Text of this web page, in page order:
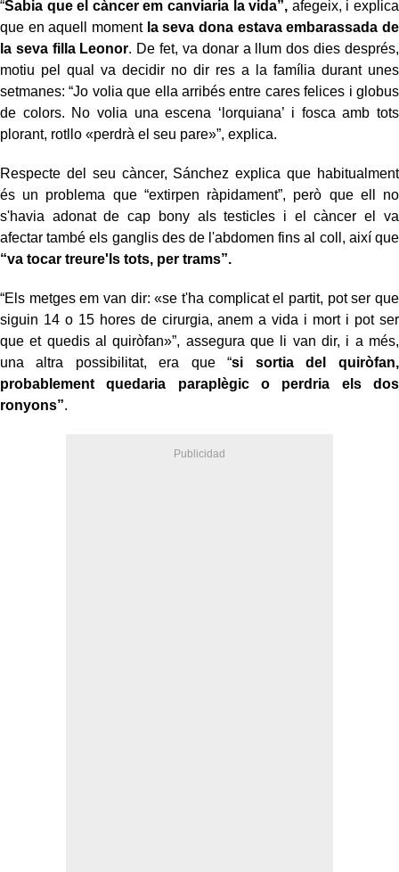
“Sabia que el càncer em canviaria la vida”, afegeix, i explica
que en aquell moment la seva dona estava embarassada de
la seva filla Leonor. De fet, va donar a llum dos dies després,
motiu pel qual va decidir no dir res a la família durant unes
setmanes: “Jo volia que ella arribés entre cares felices i globus
de colors. No volia una escena ‘lorquiana’ i fosca amb tots
plorant, rotllo «perdrà el seu pare»”, explica.
Respecte del seu càncer, Sánchez explica que habitualment
és un problema que “extirpen ràpidament”, però que ell no
s'havia adonat de cap bony als testicles i el càncer el va
afectar també els ganglis des de l'abdomen fins al coll, així que
“va tocar treure'ls tots, per trams”.
“Els metges em van dir: «se t'ha complicat el partit, pot ser que
siguin 14 o 15 hores de cirurgia, anem a vida i mort i pot ser
que et quedis al quiròfan»”, assegura que li van dir, i a més,
una altra possibilitat, era que “si sortia del quiròfan,
probablement quedaria paraplègic o perdria els dos
ronyons”.